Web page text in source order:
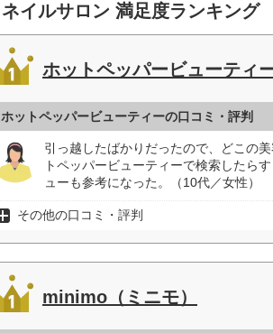
ネイルサロン 満足度ランキング
ホットペッパービューティ
ホットペッパービューティーの口コミ・評判
引っ越したばかりだったので、どこの
トペッパービューティーで検索したら
ューも参考になった。（10代／女性）
その他の口コミ・評判
minimo（ミニモ）